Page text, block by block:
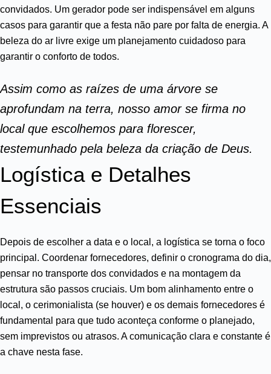
convidados. Um gerador pode ser indispensável em alguns
casos para garantir que a festa não pare por falta de energia. A
beleza do ar livre exige um planejamento cuidadoso para
garantir o conforto de todos.
Assim como as raízes de uma árvore se
aprofundam na terra, nosso amor se firma no
local que escolhemos para florescer,
testemunhado pela beleza da criação de Deus.
Logística e Detalhes
Essenciais
Depois de escolher a data e o local, a logística se torna o foco
principal. Coordenar fornecedores, definir o cronograma do dia,
pensar no transporte dos convidados e na montagem da
estrutura são passos cruciais. Um bom alinhamento entre o
local, o cerimonialista (se houver) e os demais fornecedores é
fundamental para que tudo aconteça conforme o planejado,
sem imprevistos ou atrasos. A comunicação clara e constante é
a chave nesta fase.